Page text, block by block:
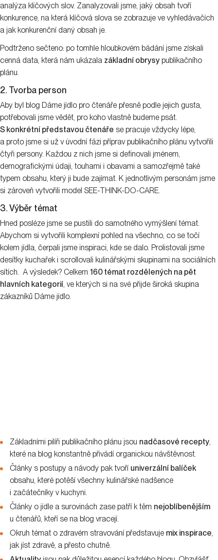
analýza klíčových slov. Zanalyzovali jsme, jaký obsah tvoří
konkurence, na která klíčová slova se zobrazuje ve vyhledávačích
a jak konkurenční daný obsah je.
Podtrženo sečteno: po tomhle hloubkovém bádání jsme získali
cenná data, která nám ukázala základní obrysy publikačního
plánu.
2. Tvorba person
Aby byl blog Dáme jídlo pro čtenáře přesně podle jejich gusta,
potřebovali jsme vědět, pro koho vlastně budeme psát.
S konkrétní představou čtenáře se pracuje vždycky lépe,
a proto jsme si už v úvodní fázi příprav publikačního plánu vytvořili
čtyři persony. Každou z nich jsme si definovali jménem,
demografickými údaji, touhami i obavami a samozřejmě také
typem obsahu, který ji bude zajímat. K jednotlivým personám jsme
si zároveň vytvořili model SEE-THINK-DO-CARE.
3. Výběr témat
Hned posléze jsme se pustili do samotného vymýšlení témat.
Abychom si vytvořili komplexní pohled na všechno, co se točí
kolem jídla, čerpali jsme inspiraci, kde se dalo. Prolistovali jsme
desítky kuchařek i scrollovali kulinářskými skupinami na sociálních
sítích. A výsledek? Celkem 160 témat rozdělených na pět
hlavních kategorií, ve kterých si na své přijde široká skupina
zákazníků Dáme jídlo.
Základními pilíři publikačního plánu jsou nadčasové recepty,
které na blog konstantně přivádí organickou návštěvnost.
Články s postupy a návody pak tvoří univerzální balíček
obsahu, které potěší všechny kulinářské nadšence
i začátečníky v kuchyni.
Články o jídle a surovinách zase patří k těm nejoblíbenějším
u čtenářů, kteří se na blog vracejí.
Okruh témat o zdravém stravování představuje mix inspirace,
jak jíst zdravě, a přesto chutně.